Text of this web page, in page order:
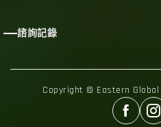
諮詢記錄
Copyright © Eastern
 